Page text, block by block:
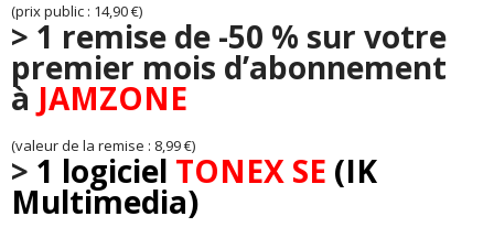
(prix public : 14,90 €)
> 1 remise de -50 % sur votre
premier mois d’abonnement
à JAMZONE
(valeur de la remise : 8,99 €)
> 1 logiciel TONEX SE (IK
Multimedia)